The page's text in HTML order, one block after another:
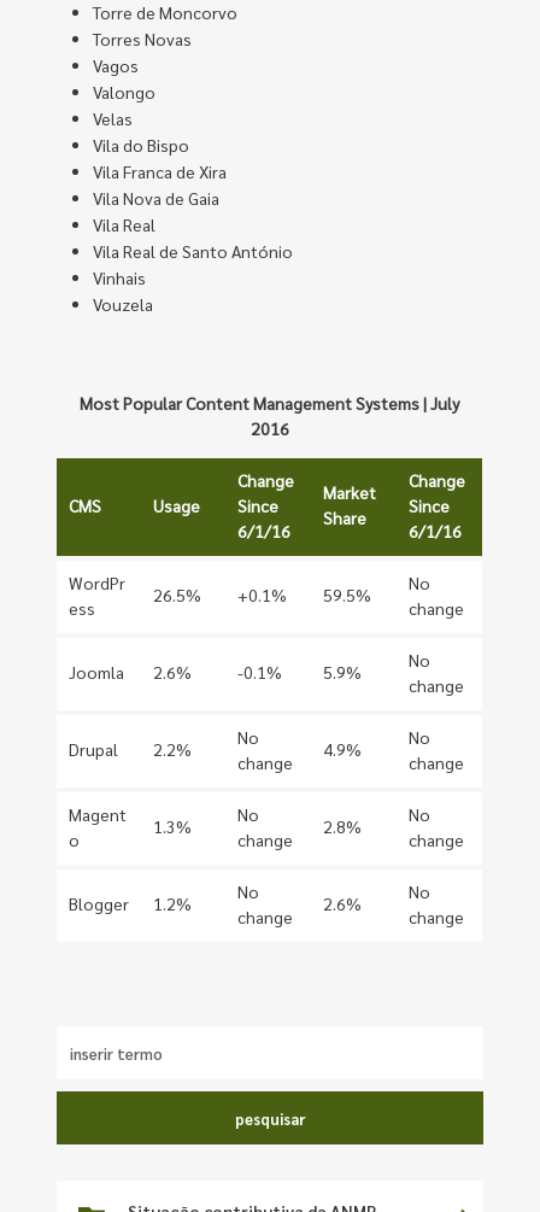
Torre de Moncorvo
Torres Novas
Vagos
Valongo
Velas
Vila do Bispo
Vila Franca de Xira
Vila Nova de Gaia
Vila Real
Vila Real de Santo António
Vinhais
Vouzela
Most Popular Content Management Systems | July
2016
CMS Usage
Change
Since
6/1/16
Market
Share
Change
Since
6/1/16
WordPr
ess
26.5% +0.1% 59.5%
No
change
Joomla 2.6% -0.1% 5.9%
No
change
Drupal 2.2%
No
change
4.9%
No
change
Magent
o
1.3%
No
change
2.8%
No
change
Blogger 1.2%
No
change
2.6%
No
change
pesquisar